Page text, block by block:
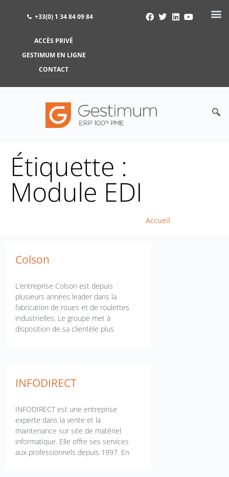
ACCÈS PRIVÉ
GESTIMUM EN LIGNE
CONTACT
+33(0) 1 34 84 09 84
Étiquette :
Module EDI
Accueil
Colson
L’entreprise Colson est depuis
plusieurs années leader dans la
fabrication de roues et de roulettes
industrielles. Le groupe met à
disposition de sa clientèle plus
INFODIRECT
INFODIRECT est une entreprise
experte dans la vente et la
maintenance sur site de matériel
informatique. Elle offre ses services
aux professionnels depuis 1997. En